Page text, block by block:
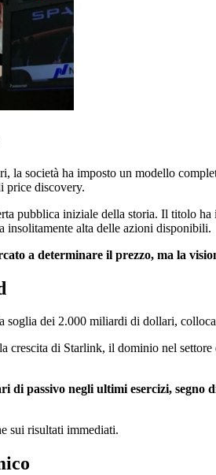
società ha imposto un modello
price discovery.
pubblica iniziale della storia. Il titolo ha
insolitamente alta delle azioni disponibili.
a determinare il prezzo, ma la
dei 2.000 miliardi di dollari,
di Starlink, il dominio nel
passivo negli ultimi esercizi,
sui risultati immediati.